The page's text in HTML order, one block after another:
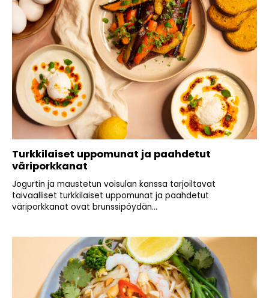
Turkkilaiset uppomunat ja paahdetut
väriporkkanat
Jogurtin ja maustetun voisulan kanssa tarjoiltavat
taivaalliset turkkilaiset uppomunat ja paahdetut
väriporkkanat ovat brunssipöydän...